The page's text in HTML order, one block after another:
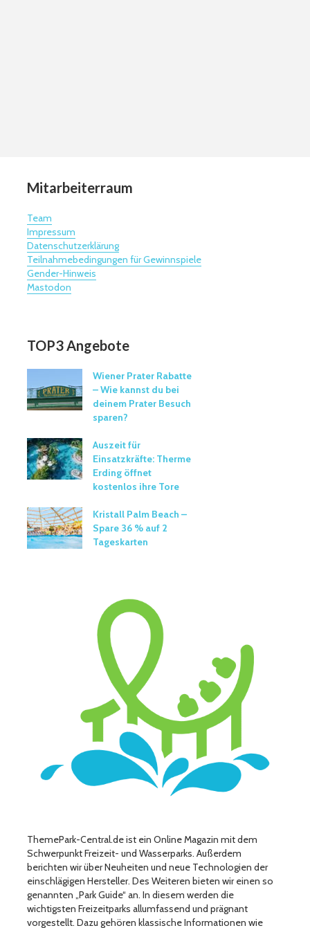
Mitarbeiterraum
Team
Impressum
Datenschutzerklärung
Teilnahmebedingungen für Gewinnspiele
Gender-Hinweis
Mastodon
TOP3 Angebote
Wiener Prater Rabatte
– Wie kannst du bei
deinem Prater Besuch
sparen?
Auszeit für
Einsatzkräfte: Therme
Erding öffnet
kostenlos ihre Tore
Kristall Palm Beach –
Spare 36 % auf 2
Tageskarten
ThemePark-Central.de ist ein Online Magazin mit dem
Schwerpunkt Freizeit- und Wasserparks. Außerdem
berichten wir über Neuheiten und neue Technologien der
einschlägigen Hersteller. Des Weiteren bieten wir einen so
genannten „Park Guide“ an. In diesem werden die
wichtigsten Freizeitparks allumfassend und prägnant
vorgestellt. Dazu gehören klassische Informationen wie